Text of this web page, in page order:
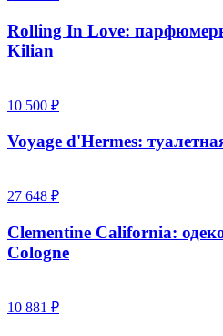
Rolling In Love:
Kilian
10 500 ₽
Voyage d'Hermes:
27 648 ₽
Clementine California:
Cologne
10 881 ₽